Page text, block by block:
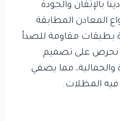
بالإتقان والجودة
المعادن المطابقة
بطبقات مقاومة للصدأ
نحرص على تصميم
والجمالية، مما يضفي
المظلات.